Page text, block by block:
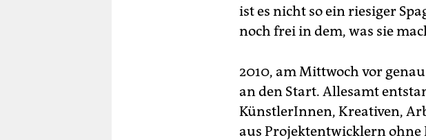
ist es nicht so ein riesiger
noch frei in dem, was sie
2010, am Mittwoch vor
an den Start. Allesamt
KünstlerInnen, Kreativen,
aus Projektentwicklern ohne